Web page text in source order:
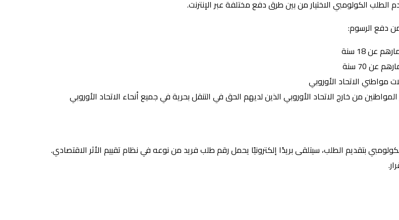
دفع الرسوم:
عن 18 سنة
عن 70 سنة
مواطني الاتحاد الأوروبي
من خارج الاتحاد الأوروبي الذين لديهم الحق في التنقل بحرية في جميع أنحاء الاتحاد الأوروبي
بتقديم الطلب، سيتلقى بريدًا إلكترونيًا يحمل رقم طلب فريد من نوعه في نظام تقييم الأثر الاقتصادي.